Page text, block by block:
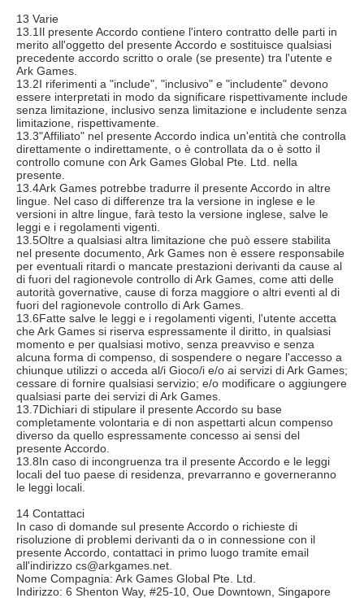
13 Varie
13.1Il presente Accordo contiene l'intero contratto delle parti in
merito all'oggetto del presente Accordo e sostituisce qualsiasi
precedente accordo scritto o orale (se presente) tra l'utente e
Ark Games.
13.2I riferimenti a "include", "inclusivo" e "includente" devono
essere interpretati in modo da significare rispettivamente include
senza limitazione, inclusivo senza limitazione e includente senza
limitazione, rispettivamente.
13.3"Affiliato" nel presente Accordo indica un'entità che controlla
direttamente o indirettamente, o è controllata da o è sotto il
controllo comune con Ark Games Global Pte. Ltd. nella
presente.
13.4Ark Games potrebbe tradurre il presente Accordo in altre
lingue. Nel caso di differenze tra la versione in inglese e le
versioni in altre lingue, farà testo la versione inglese, salve le
leggi e i regolamenti vigenti.
13.5Oltre a qualsiasi altra limitazione che può essere stabilita
nel presente documento, Ark Games non è essere responsabile
per eventuali ritardi o mancate prestazioni derivanti da cause al
di fuori del ragionevole controllo di Ark Games, come atti delle
autorità governative, cause di forza maggiore o altri eventi al di
fuori del ragionevole controllo di Ark Games.
13.6Fatte salve le leggi e i regolamenti vigenti, l'utente accetta
che Ark Games si riserva espressamente il diritto, in qualsiasi
momento e per qualsiasi motivo, senza preavviso e senza
alcuna forma di compenso, di sospendere o negare l'accesso a
chiunque utilizzi o acceda al/i Gioco/i e/o ai servizi di Ark Games;
cessare di fornire qualsiasi servizio; e/o modificare o aggiungere
qualsiasi parte dei servizi di Ark Games.
13.7Dichiari di stipulare il presente Accordo su base
completamente volontaria e di non aspettarti alcun compenso
diverso da quello espressamente concesso ai sensi del
presente Accordo.
13.8In caso di incongruenza tra il presente Accordo e le leggi
locali del tuo paese di residenza, prevarranno e governeranno
le leggi locali.
14 Contattaci
In caso di domande sul presente Accordo o richieste di
risoluzione di problemi derivanti da o in connessione con il
presente Accordo, contattaci in primo luogo tramite email
all'indirizzo cs@arkgames.net.
Nome Compagnia: Ark Games Global Pte. Ltd.
Indirizzo: 6 Shenton Way, #25-10, Oue Downtown, Singapore